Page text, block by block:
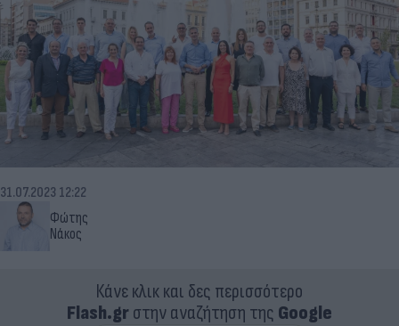
Φώτης
Νάκος
31.07.2023 12:22
Κάνε κλικ και δες περισσότερο
Flash.grστην αναζήτηση της Google